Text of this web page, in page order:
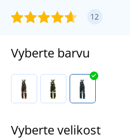
12
Vyberte barvu
Vyberte velikost